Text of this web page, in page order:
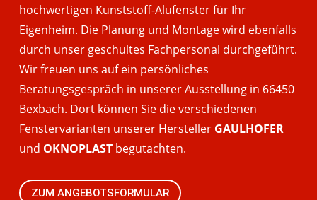
hochwertigen Kunststoff-Alufenster für Ihr
Eigenheim. Die Planung und Montage wird ebenfalls
durch unser geschultes Fachpersonal durchgeführt.
Wir freuen uns auf ein persönliches
Beratungsgespräch in unserer Ausstellung in 66450
Bexbach. Dort können Sie die verschiedenen
Fenstervarianten unserer Hersteller GAULHOFER
und OKNOPLAST begutachten.
ZUM ANGEBOTSFORMULAR